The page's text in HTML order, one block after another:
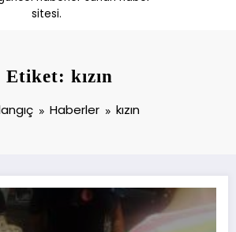
sitesi.
Etiket: kızın
Haberler kızın